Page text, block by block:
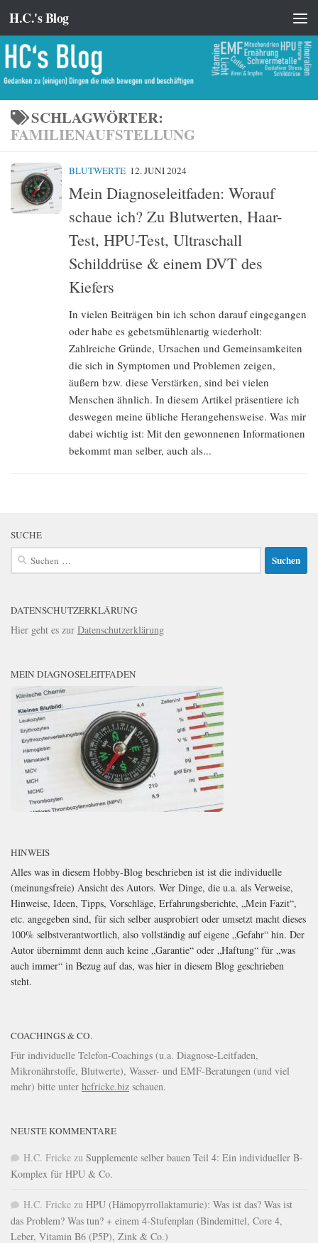
Zum Inhalt springen
H.C.'s Blog
SCHLAGWÖRTER:
FAMILIENAUFSTELLUNG
BLUTWERTE 12. JUNI 2024
Mein Diagnoseleitfaden: Worauf
schaue ich? Zu Blutwerten, Haar-
Test, HPU-Test, Ultraschall
Schilddrüse & einem DVT des
Kiefers
In vielen Beiträgen bin ich schon darauf eingegangen
oder habe es gebetsmühlenartig wiederholt:
Zahlreiche Gründe, Ursachen und Gemeinsamkeiten
die sich in Symptomen und Problemen zeigen,
äußern bzw. diese Verstärken, sind bei vielen
Menschen ähnlich. In diesem Artikel präsentiere ich
deswegen meine übliche Herangehensweise. Was mir
dabei wichtig ist: Mit den gewonnenen Informationen
bekommt man selber, auch als...
SUCHE
Suchen
nach:
DATENSCHUTZERKLÄRUNG
Hier geht es zur Datenschutzerklärung
MEIN DIAGNOSELEITFADEN
HINWEIS
Alles was in diesem Hobby-Blog beschrieben ist ist die individuelle
(meinungsfreie) Ansicht des Autors. Wer Dinge, die u.a. als Verweise,
Hinweise, Ideen, Tipps, Vorschläge, Erfahrungsberichte, „Mein Fazit“,
etc. angegeben sind, für sich selber ausprobiert oder umsetzt macht dieses
100% selbstverantwortlich, also vollständig auf eigene „Gefahr“ hin. Der
Autor übernimmt denn auch keine „Garantie“ oder „Haftung“ für „was
auch immer“ in Bezug auf das, was hier in diesem Blog geschrieben
steht.
COACHINGS & CO.
Für individuelle Telefon-Coachings (u.a. Diagnose-Leitfaden,
Mikronährstoffe, Blutwerte), Wasser- und EMF-Beratungen (und viel
mehr) bitte unter hcfricke.biz schauen.
NEUSTE KOMMENTARE
H.C. Fricke zu Supplemente selber bauen Teil 4: Ein individueller B-
Komplex für HPU & Co.
H.C. Fricke zu HPU (Hämopyrrollaktamurie): Was ist das? Was ist
das Problem? Was tun? + einem 4-Stufenplan (Bindemittel, Core 4,
Leber, Vitamin B6 (P5P), Zink & Co.)